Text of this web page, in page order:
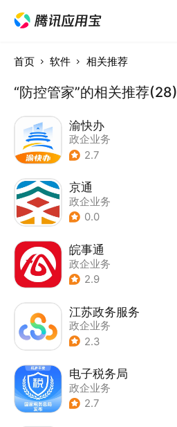
首页 软件 相关推荐
“防控管家”的相关推荐(28)
渝快办
政企业务
2.7
京通
政企业务
0.0
皖事通
政企业务
2.9
江苏政务服务
政企业务
2.3
电子税务局
政企业务
2.7